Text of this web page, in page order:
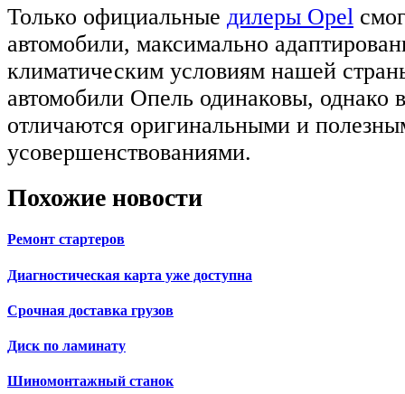
Только официальные дилеры Opel
автомобили, максимально
климатическим условиям нашей
автомобили Опель одинаковы, однако
отличаются оригинальными и
усовершенствованиями.
Похожие новости
Ремонт стартеров
Диагностическая карта уже доступна
Срочная доставка грузов
Диск по ламинату
Шиномонтажный станок